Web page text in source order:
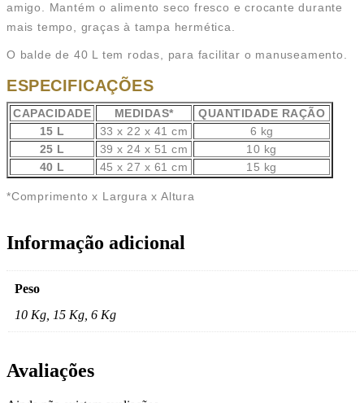
amigo. Mantém o alimento seco fresco e crocante durante
mais tempo, graças à tampa hermética.
O balde de 40 L tem rodas, para facilitar o manuseamento.
ESPECIFICAÇÕES
CAPACIDADE MEDIDAS*
QUANTIDADE RAÇÃO
15 L
33 x 22 x 41 cm
6 kg
25 L
39 x 24 x 51 cm
10 kg
40 L
45 x 27 x 61 cm 15 kg
*Comprimento x Largura x Altura
Informação adicional
Peso
10 Kg, 15 Kg, 6 Kg
Avaliações